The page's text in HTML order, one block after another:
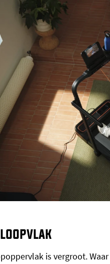
is vergroot.